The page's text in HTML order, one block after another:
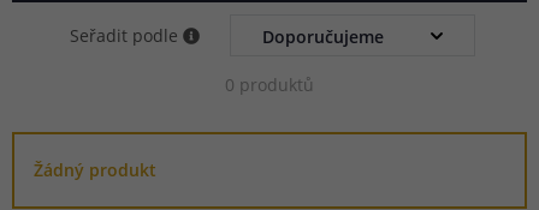
probíhá rovněž automaticky. Cartridge ve vrchní části
a skvělou absorpci e-liquidu díky přírodní vatě v
Seřadit podle
0 produktů
Žádný produkt